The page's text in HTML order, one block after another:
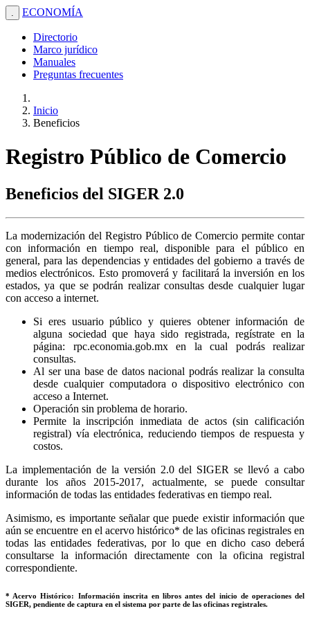
. ECONOMÍA
Directorio
Marco jurídico
Manuales
Preguntas frecuentes
Inicio
Beneficios
Registro Público de Comercio
Beneficios del SIGER 2.0
La modernización del Registro Público de Comercio permite contar
con información en tiempo real, disponible para el público en
general, para las dependencias y entidades del gobierno a través de
medios electrónicos. Esto promoverá y facilitará la inversión en los
estados, ya que se podrán realizar consultas desde cualquier lugar
con acceso a internet.
Si eres usuario público y quieres obtener información de
alguna sociedad que haya sido registrada, regístrate en la
página: rpc.economia.gob.mx en la cual podrás realizar
consultas.
Al ser una base de datos nacional podrás realizar la consulta
desde cualquier computadora o dispositivo electrónico con
acceso a Internet.
Operación sin problema de horario.
Permite la inscripción inmediata de actos (sin calificación
registral) vía electrónica, reduciendo tiempos de respuesta y
costos.
La implementación de la versión 2.0 del SIGER se llevó a cabo
durante los años 2015-2017, actualmente, se puede consultar
información de todas las entidades federativas en tiempo real.
Asimismo, es importante señalar que puede existir información que
aún se encuentre en el acervo histórico* de las oficinas registrales en
todas las entidades federativas, por lo que en dicho caso deberá
consultarse la información directamente con la oficina registral
correspondiente.
* Acervo Histórico: Información inscrita en libros antes del inicio de operaciones del
SIGER, pendiente de captura en el sistema por parte de las oficinas registrales.